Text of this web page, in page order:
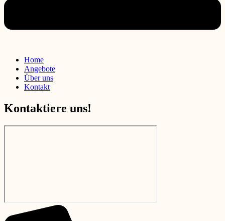
Home
Angebote
Über uns
Kontakt
Kontaktiere uns!